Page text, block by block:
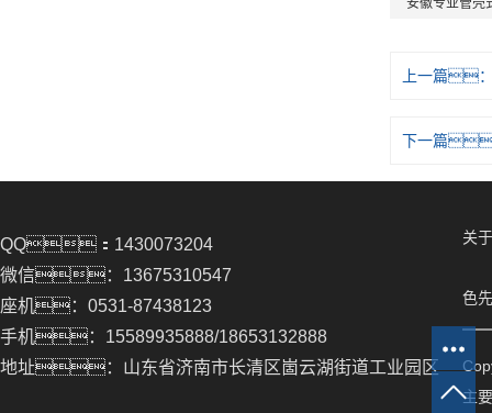
安徽专业管壳
上一篇
下一篇
QQ：1430073204
微信：13675310547
座机：0531-87438123
手机：15589935888/18653132888
地址：山东省济南市长清区崮云湖街道工业园区
关
色
主